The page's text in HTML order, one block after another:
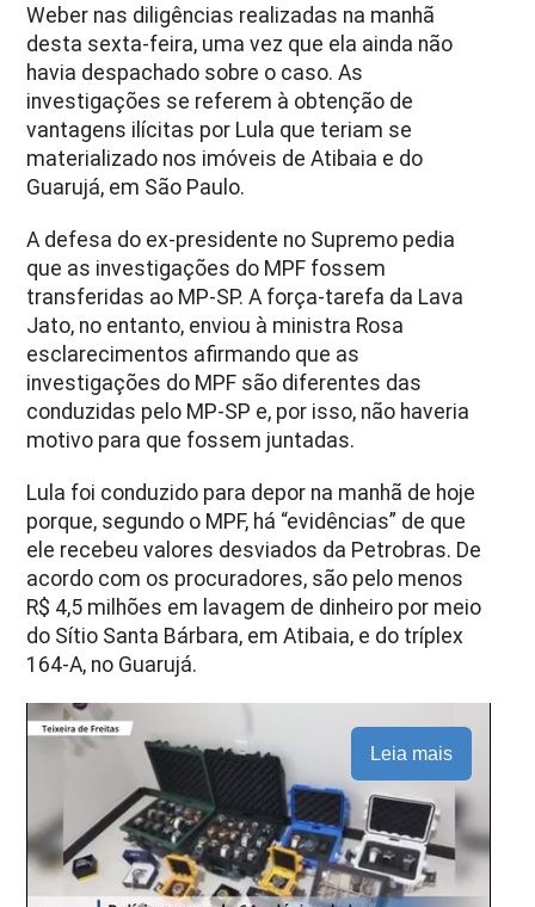
Weber nas diligências realizadas na manhã
desta sexta-feira, uma vez que ela ainda não
havia despachado sobre o caso. As
investigações se referem à obtenção de
vantagens ilícitas por Lula que teriam se
materializado nos imóveis de Atibaia e do
Guarujá, em São Paulo.
A defesa do ex-presidente no Supremo pedia
que as investigações do MPF fossem
transferidas ao MP-SP. A força-tarefa da Lava
Jato, no entanto, enviou à ministra Rosa
esclarecimentos afirmando que as
investigações do MPF são diferentes das
conduzidas pelo MP-SP e, por isso, não haveria
motivo para que fossem juntadas.
Lula foi conduzido para depor na manhã de hoje
porque, segundo o MPF, há “evidências” de que
ele recebeu valores desviados da Petrobras. De
acordo com os procuradores, são pelo menos
R$ 4,5 milhões em lavagem de dinheiro por meio
do Sítio Santa Bárbara, em Atibaia, e do tríplex
164-A, no Guarujá.
Leia mais